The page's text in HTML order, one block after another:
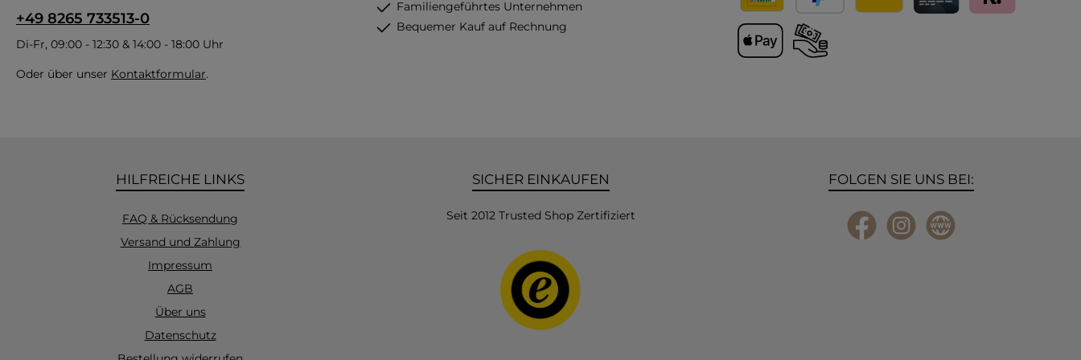
+49 8265 733513-0
Di-Fr, 09:00 - 12:30 & 14:00 - 18:00 Uhr
Oder über unser Kontaktformular.
Familiengeführtes Unternehmen
Bequemer Kauf auf Rechnung
PayPal
Versand
HILFREICHE LINKS
FAQ & Rücksendung
Versand und Zahlung
Impressum
AGB
Über uns
Datenschutz
SICHER EINKAUFEN
Seit 2012 Trusted Shop Zertifiziert
FOLGEN SIE UNS BEI:
FacebookInstagramWebsite